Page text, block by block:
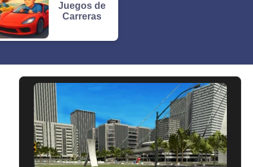
Juegos de
Carreras